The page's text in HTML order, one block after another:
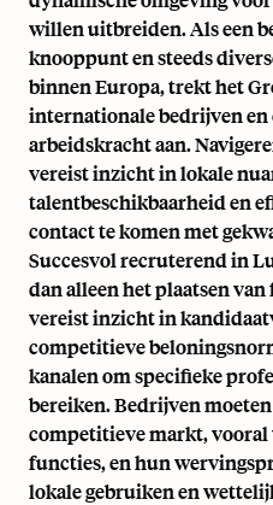
willen uitbreiden. Als een
knooppunt en steeds
binnen Europa, trekt het
internationale bedrijven en
arbeidskracht aan.
vereist inzicht in lokale
talentbeschikbaarheid en
contact te komen met
Succesvol recruterend in
dan alleen het plaatsen
vereist inzicht in
competitieve
kanalen om specifieke
bereiken. Bedrijven
competitieve markt,
functies, en hun
lokale gebruiken en